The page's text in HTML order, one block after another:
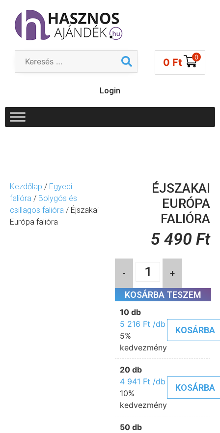
0 Ft 0
Login
Kezdőlap / Egyedi
falióra / Bolygós és
csillagos falióra / Éjszakai
Európa falióra
ÉJSZAKAI
EURÓPA
FALIÓRA
5 490 Ft
- +
KOSÁRBA TESZEM
10 db
5 216 Ft /db
5%
kedvezmény
KOSÁRBA
20 db
4 941 Ft /db
10%
kedvezmény
KOSÁRBA
50 db